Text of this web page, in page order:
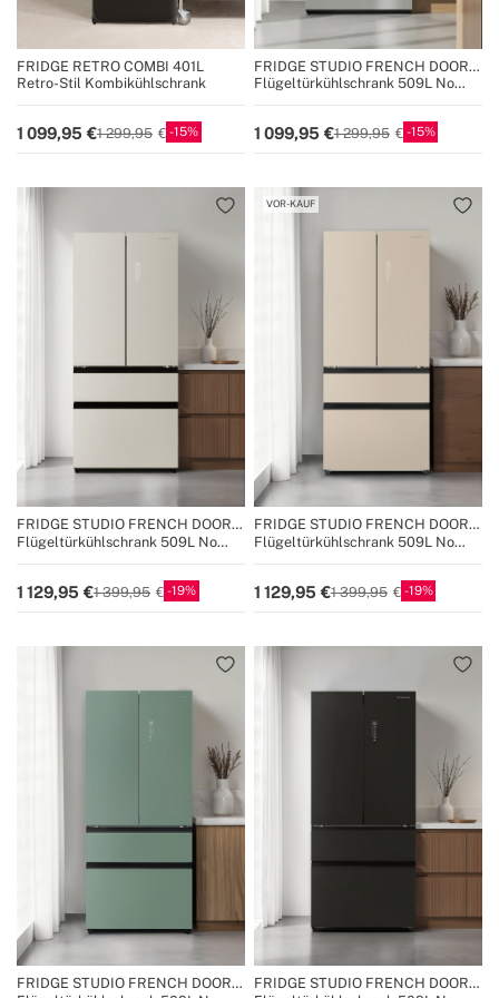
FRIDGE RETRO COMBI 401L
Retro-Stil Kombikühlschrank
1 099,95 1 299,95 15
FRIDGE STUDIO FRENCH DOOR
PRO 509
Flügeltürkühlschrank 509L No
1 099,95 1 299,95 15
FRIDGE STUDIO FRENCH DOOR
PRO 509
Flügeltürkühlschrank 509L No
1 129,95 1 399,95 19
VOR-KAUF
FRIDGE STUDIO FRENCH DOOR
PRO 509
Flügeltürkühlschrank 509L No
1 129,95 1 399,95 19
FRIDGE STUDIO FRENCH DOOR
FRIDGE STUDIO FRENCH DOOR